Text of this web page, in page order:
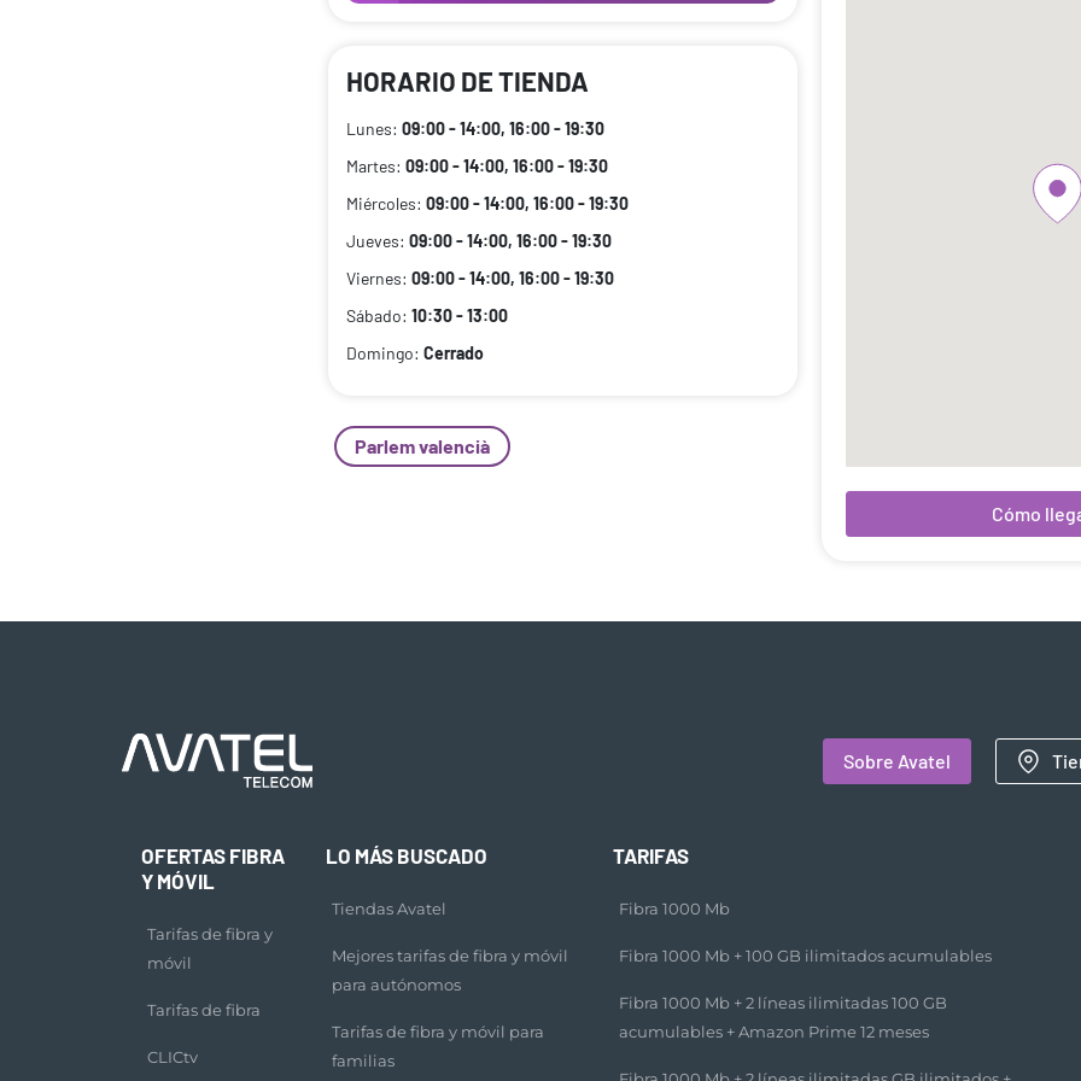
HORARIO DE TIENDA
Lunes: 09:00 - 14:00, 16:00 - 19:30
Martes: 09:00 - 14:00, 16:00 - 19:30
Miércoles: 09:00 - 14:00, 16:00 - 19:30
Jueves: 09:00 - 14:00, 16:00 - 19:30
Viernes: 09:00 - 14:00, 16:00 - 19:30
Sábado: 10:30 - 13:00
Domingo: Cerrado
Parlem valencià
Cómo
Sobre Avatel
OFERTAS FIBRA
Y MÓVIL
Tarifas de fibra y
móvil
Tarifas de fibra
CLICtv
LO MÁS BUSCADO
Tiendas Avatel
Mejores tarifas de fibra y móvil
para autónomos
Tarifas de fibra y móvil para
familias
TARIFAS
Fibra 1000 Mb
Fibra 1000 Mb + 100 GB ilimitados acumulables​
Fibra 1000 Mb + 2 líneas ilimitadas 100 GB
acumulables + Amazon Prime 12 meses​